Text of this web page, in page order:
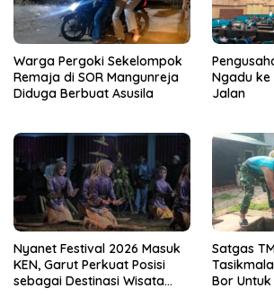
Warga Pergoki Sekelompok
Remaja di SOR Mangunreja
Diduga Berbuat Asusila
Ngadu ke
Jalan
Nyanet Festival 2026 Masuk
KEN, Garut Perkuat Posisi
sebagai Destinasi Wisata
Satgas
Bor